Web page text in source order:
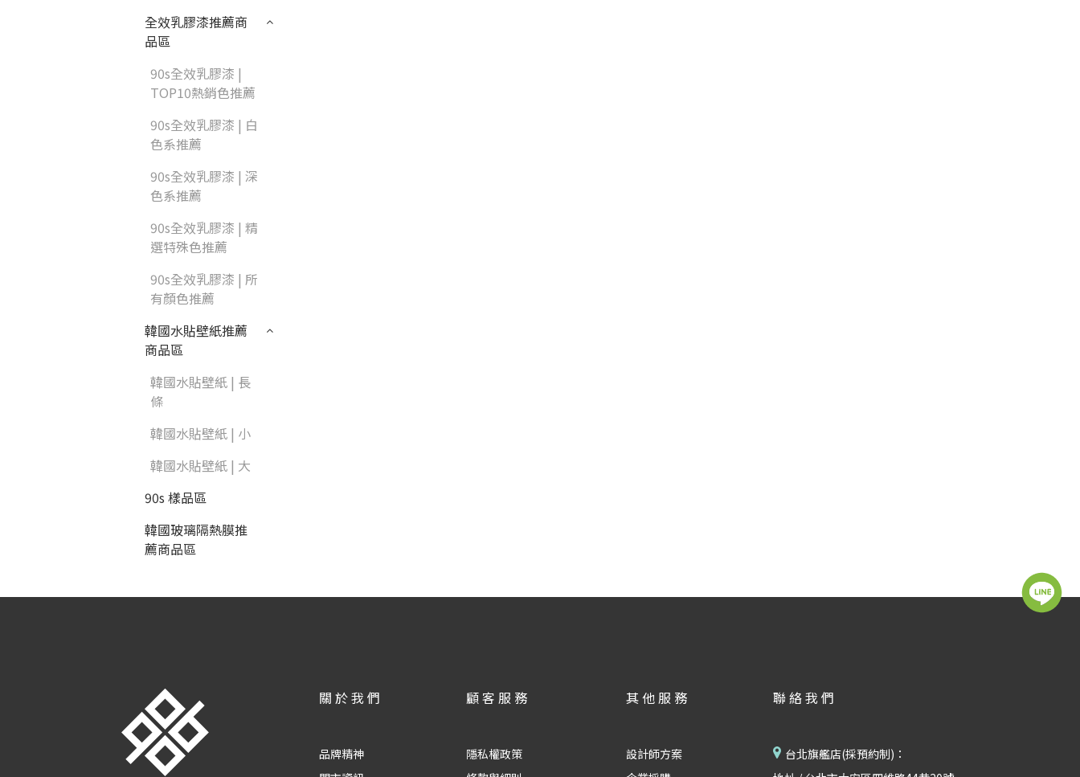
全效乳膠漆推薦商
品區
90s全效乳膠漆 |
TOP10熱銷色推薦
90s全效乳膠漆 | 白
色系推薦
90s全效乳膠漆 | 深
色系推薦
90s全效乳膠漆 | 精
選特殊色推薦
90s全效乳膠漆 | 所
有顏色推薦
韓國水貼壁紙推薦
商品區
韓國水貼壁紙 | 長
條
韓國水貼壁紙 | 小
韓國水貼壁紙 | 大
90s 樣品區
韓國玻璃隔熱膜推
薦商品區
關於我們
品牌精神
顧客服務
隱私權政策
其他服務
設計師方案
聯絡我們
台北旗艦店(採預約制)：